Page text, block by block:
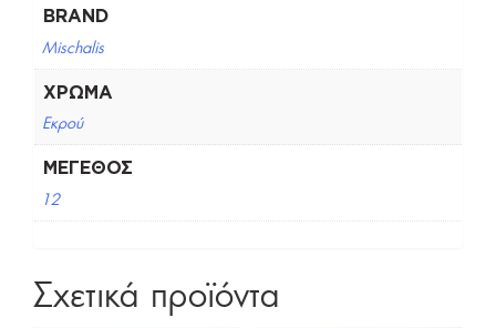
BRAND
Mischalis
ΧΡΏΜΑ
Εκρού
ΜΈΓΕΘΟΣ
12
Σχετικά προϊόντα